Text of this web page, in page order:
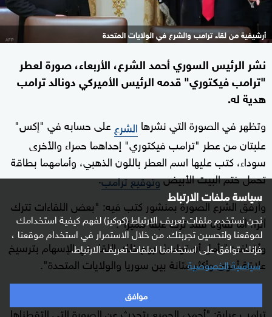
سياسة ملفات الارتباط
نحن نستخدم ملفات تعريف الارتباط (كوكيز) لفهم كيفية استخدامك
لموقعنا ولتحسين تجربتك. من خلال الاستمرار في استخدام موقعنا ،
فإنك توافق على استخدامنا لملفات تعريف الارتباط.
سياسية الخصوصية
موافق
أرشيفية من لقاء ترامب والشرع في الولايات المتحدة
نشر الرئيس السوري أحمد الشرع، الأربعاء، صورة لعطر
"ترامب فيكتوري" قدمه الرئيس الأميركي دونالد ترامب
هدية له.
وتظهر في الصورة التي نشرها الشرع على حسابه في "إكس"
علبتان من عطر "ترامب فيكتوري" إحداهما حمراء والأخرى
سوداء، كتب عليها اسم العطر باللون الذهبي، وأمامهما بطاقة
تحمل ختم البيت الأبيضوتوقيع ترامب.
وأرفق الشرع الصورة بمنشور كتب فيه: "بعض اللقاءات تترك
أثرا، أما لقاؤنا فقد ترك عبقا مميزا".
وأضاف: "نأمل أن تواصل روح ذلك اللقاء في الإسهام بترسيخ
علاقة أقوى وأكثر متانة بين سوريا والولايات المتحدة".
وتضمنت البطاقة التي تحمل ختم البيت الأبيض وتوقيع
ترامب عبارة: "أحمد، الجميع يتحدث عن الصورة التي التقطناها